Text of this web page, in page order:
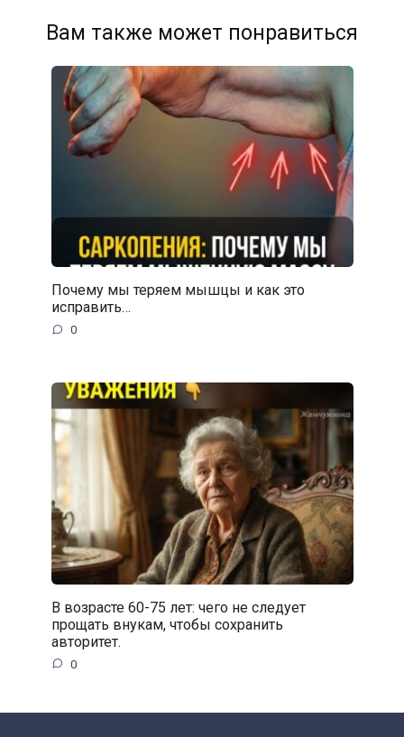
Вам также может понравиться
Почему мы теряем мышцы и как это
исправить…
0
В возрасте 60-75 лет: чего не следует
прощать внукам, чтобы сохранить
авторитет.
0